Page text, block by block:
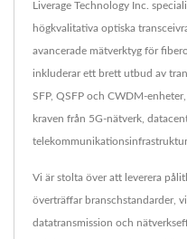
Liverage Technology Inc.
högkvalitativa optiska
avancerade mätverktyg för
inkluderar ett brett utbud av
SFP, QSFP och CWDM-
kraven från 5G-nätverk,
Vi är stolta över att leverera
överträffar branschstandarder,
datatransmission och